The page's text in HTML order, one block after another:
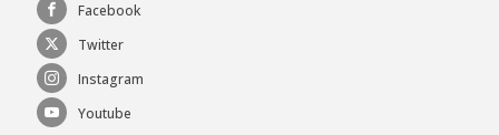
Facebook
Twitter
Instagram
Youtube